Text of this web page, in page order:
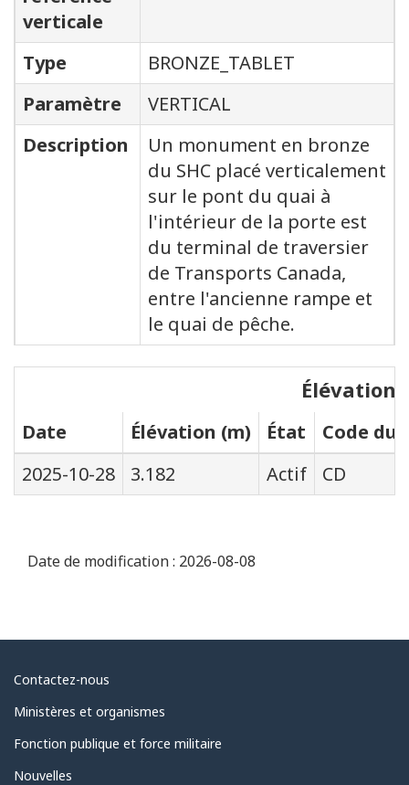
verticale
Type
BRONZE_TABLET
Paramètre
VERTICAL
Description
Un monument en bronze
du SHC placé verticalement
sur le pont du quai à
l'intérieur de la porte est
du terminal de traversier
de Transports Canada,
entre l'ancienne rampe et
le quai de pêche.
Élévations
Date Élévation (m) État
Code du
2025-10-28
3.182 Actif CD
Date de modification : 2026-08-08
Au
sujet
du
gouvernement
Contactez-nous
Ministères et organismes
Fonction publique et force militaire
Nouvelles